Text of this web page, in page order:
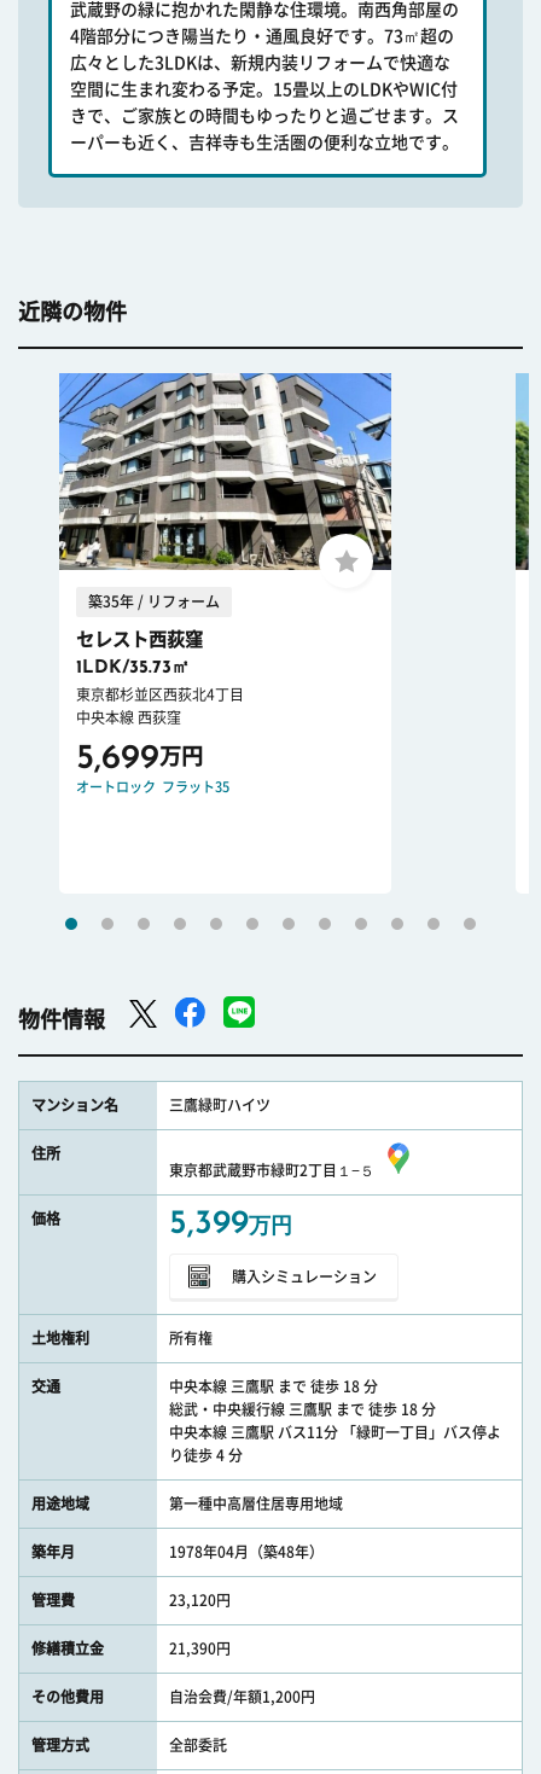
武蔵野の緑に抱かれた閑静な住環境。南西角部屋の
4階部分につき陽当たり・通風良好です。73㎡超の
広々とした3LDKは、新規内装リフォームで快適な
空間に生まれ変わる予定。15畳以上のLDKやWIC付
きで、ご家族との時間もゆったりと過ごせます。ス
ーパーも近く、吉祥寺も生活圏の便利な立地です。
近隣の物件
築35年 / リフォーム
セレスト西荻窪
1LDK/35.73㎡
東京都杉並区西荻北4丁目
中央本線 西荻窪
5,699万円
オートロック フラット35
物件情報
マンション名 三鷹緑町ハイツ
住所
東京都武蔵野市緑町2丁目１−５
価格 5,399万円
購入シミュレーション
土地権利 所有権
交通
中央本線 三鷹駅 まで 徒歩 18 分
総武・中央緩行線 三鷹駅 まで 徒歩 18 分
中央本線 三鷹駅 バス11分 「緑町一丁目」バス停よ
り徒歩 4 分
用途地域 第一種中高層住居専用地域
築年月 1978年04月（築48年）
管理費 23,120円
修繕積立金 21,390円
その他費用 自治会費/年額1,200円
管理方式 全部委託